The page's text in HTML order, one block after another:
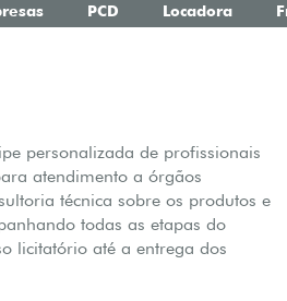
PCD Locadora
personalizada de profissionais
atendimento a órgãos
técnica sobre os produtos e
todas as etapas do
licitatório até a entrega dos